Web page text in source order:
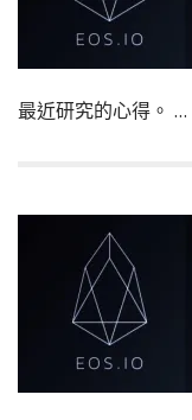
最近研究的心得。 …